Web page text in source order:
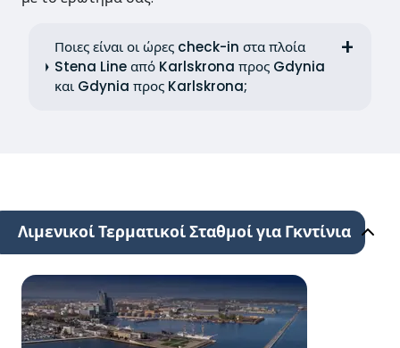
Ποιες είναι οι ώρες check-in στα πλοία
Stena Line από Karlskrona προς Gdynia
και Gdynia προς Karlskrona;
Λιμενικοί Τερματικοί Σταθμοί για Γκντίνια